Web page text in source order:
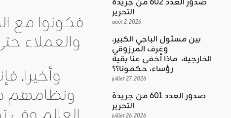
فكونوا مع
والعملاء
وأخيرا،
ونظامهم
صدور العدد 602 من جريدة
التحرير
août 2, 2026
بين مسئول الباجي الكبير،
وغرف المرزوقي
الخارجية، ماذا أخفى عنا بقية
رؤساء، حكمونا؟؟
juillet 27, 2026
صدور العدد 601 من جريدة
التحرير
juillet 26, 2026
حين تموّل
أوروبا
وتنجز
الصين:
اقليمي ودولي
بين
الباجي